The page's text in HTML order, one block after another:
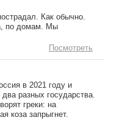
Как обычно.
по домам. Мы
Посмотреть
в 2021 году и
разных государства.
греки: на
коза запрыгнет.